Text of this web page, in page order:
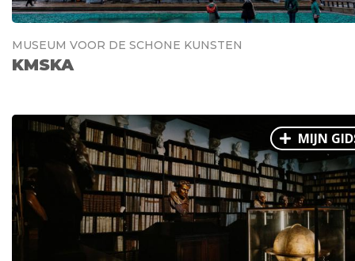
MUSEUM VOOR DE SCHONE KUNSTEN
KMSKA
MIJN